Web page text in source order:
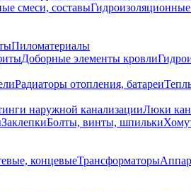
смеси, составы
Пиломатериалы
Доборные элементы кровли
Радиаторы отопления, батареи
наружной канализацииЛюки
ЗаклепкиБолты, винты, шпильки
концевыеТрансформаторы